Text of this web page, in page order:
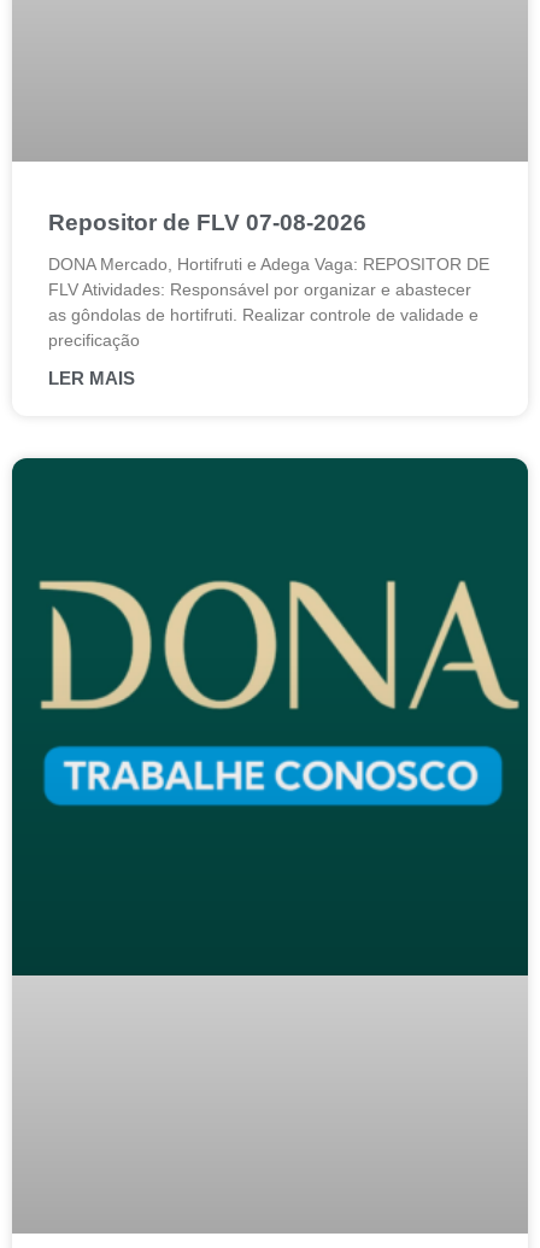
Repositor de FLV 07-08-2026
DONA Mercado, Hortifruti e Adega Vaga: REPOSITOR DE
FLV Atividades: Responsável por organizar e abastecer
as gôndolas de hortifruti. Realizar controle de validade e
precificação
LER MAIS